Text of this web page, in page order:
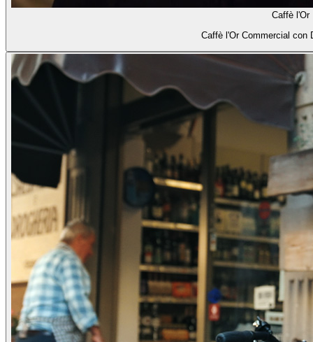
Caffè l'Or
Caffè l'Or Commercial con